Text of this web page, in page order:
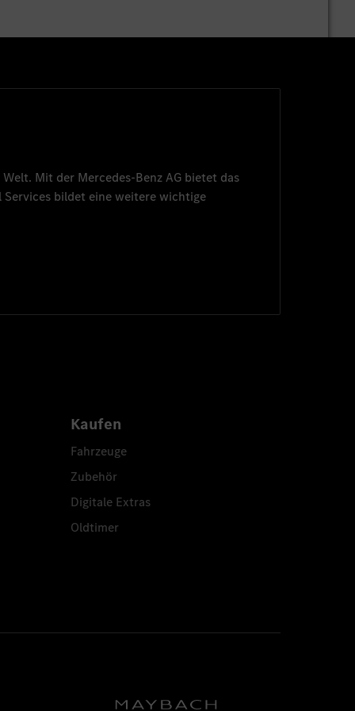
Mit der Mercedes-Benz AG bietet das
Services bildet eine weitere wichtige
Kaufen
Fahrzeuge
Zubehör
Digitale Extras
Oldtimer